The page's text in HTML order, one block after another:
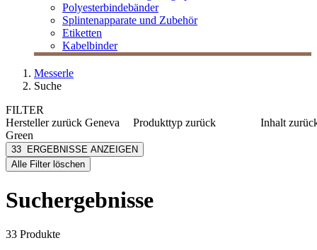
Polyesterbindebänder
Splintenapparate und Zubehör
Etiketten
Kabelbinder
Messerle
Suche
FILTER
Herstellerzurück Geneva
Green
Geneva Green
[e] one
3M
mehr anzeigen
Produkttyp zurück
Kombi
Inhalt
33
ERGEBNISSE ANZEIGEN
Alle Filter löschen
Suchergebnisse
33 Produkte